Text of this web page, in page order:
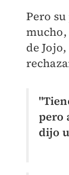
Pero
de
pero
dijo